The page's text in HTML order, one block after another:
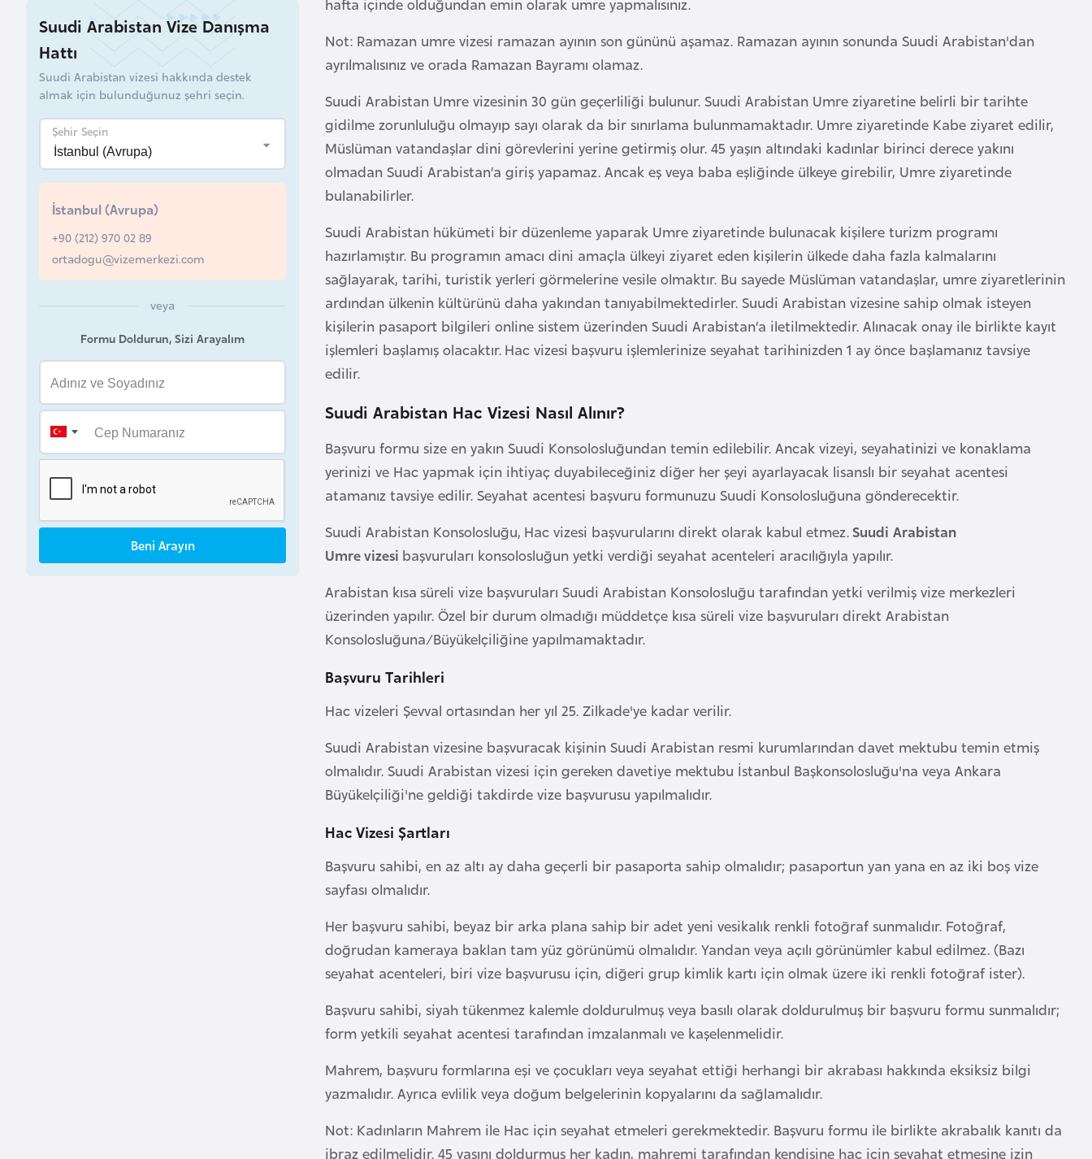
Not: Ramazan umre vizesi ramazan ayının son gününü aşamaz. Ramazan ayının sonunda Suudi Arabistan'dan
ayrılmalısınız ve orada Ramazan Bayramı olamaz.
Suudi Arabistan Umre vizesinin 30 gün geçerliliği bulunur. Suudi Arabistan Umre ziyaretine belirli bir tarihte
gidilme zorunluluğu olmayıp sayı olarak da bir sınırlama bulunmamaktadır. Umre ziyaretinde Kabe ziyaret edilir,
Müslüman vatandaşlar dini görevlerini yerine getirmiş olur. 45 yaşın altındaki kadınlar birinci derece yakını
olmadan Suudi Arabistan’a giriş yapamaz. Ancak eş veya baba eşliğinde ülkeye girebilir, Umre ziyaretinde
bulanabilirler.
Suudi Arabistan hükümeti bir düzenleme yaparak Umre ziyaretinde bulunacak kişilere turizm programı
hazırlamıştır. Bu programın amacı dini amaçla ülkeyi ziyaret eden kişilerin ülkede daha fazla kalmalarını
sağlayarak, tarihi, turistik yerleri görmelerine vesile olmaktır. Bu sayede Müslüman vatandaşlar, umre ziyaretlerinin
ardından ülkenin kültürünü daha yakından tanıyabilmektedirler. Suudi Arabistan vizesine sahip olmak isteyen
kişilerin pasaport bilgileri online sistem üzerinden Suudi Arabistan’a iletilmektedir. Alınacak onay ile birlikte kayıt
işlemleri başlamış olacaktır. Hac vizesi başvuru işlemlerinize seyahat tarihinizden 1 ay önce başlamanız tavsiye
edilir.
Suudi Arabistan Hac Vizesi Nasıl Alınır?
Başvuru formu size en yakın Suudi Konsolosluğundan temin edilebilir. Ancak vizeyi, seyahatinizi ve konaklama
yerinizi ve Hac yapmak için ihtiyaç duyabileceğiniz diğer her şeyi ayarlayacak lisanslı bir seyahat acentesi
atamanız tavsiye edilir. Seyahat acentesi başvuru formunuzu Suudi Konsolosluğuna gönderecektir.
Suudi Arabistan Konsolosluğu, Hac vizesi başvurularını direkt olarak kabul etmez.Suudi Arabistan
Umre vizesi başvuruları konsolosluğun yetki verdiği seyahat acenteleri aracılığıyla yapılır.
Arabistan kısa süreli vize başvuruları Suudi Arabistan Konsolosluğu tarafından yetki verilmiş vize merkezleri
üzerinden yapılır. Özel bir durum olmadığı müddetçe kısa süreli vize başvuruları direkt Arabistan
Konsolosluğuna/Büyükelçiliğine yapılmamaktadır.
Başvuru Tarihleri
Hac vizeleri Şevval ortasından her yıl 25. Zilkade'ye kadar verilir.
Suudi Arabistan vizesine başvuracak kişinin Suudi Arabistan resmi kurumlarından davet mektubu temin etmiş
olmalıdır. Suudi Arabistan vizesi için gereken davetiye mektubu İstanbul Başkonsolosluğu'na veya Ankara
Büyükelçiliği'ne geldiği takdirde vize başvurusu yapılmalıdır.
Hac Vizesi Şartları
Başvuru sahibi, en az altı ay daha geçerli bir pasaporta sahip olmalıdır; pasaportun yan yana en az iki boş vize
sayfası olmalıdır.
Her başvuru sahibi, beyaz bir arka plana sahip bir adet yeni vesikalık renkli fotoğraf sunmalıdır. Fotoğraf,
doğrudan kameraya baklan tam yüz görünümü olmalıdır. Yandan veya açılı görünümler kabul edilmez. (Bazı
seyahat acenteleri, biri vize başvurusu için, diğeri grup kimlik kartı için olmak üzere iki renkli fotoğraf ister).
Başvuru sahibi, siyah tükenmez kalemle doldurulmuş veya basılı olarak doldurulmuş bir başvuru formu sunmalıdır;
form yetkili seyahat acentesi tarafından imzalanmalı ve kaşelenmelidir.
Mahrem, başvuru formlarına eşi ve çocukları veya seyahat ettiği herhangi bir akrabası hakkında eksiksiz bilgi
yazmalıdır. Ayrıca evlilik veya doğum belgelerinin kopyalarını da sağlamalıdır.
Not: Kadınların Mahrem ile Hac için seyahat etmeleri gerekmektedir. Başvuru formu ile birlikte akrabalık kanıtı da
ibraz edilmelidir. 45 yaşını doldurmuş her kadın, mahremi tarafından kendisine hac için seyahat etmesine izin
Suudi Arabistan Vize Danışma
Hattı
Suudi Arabistan vizesi hakkında destek
almak için bulunduğunuz şehri seçin.
Şehir Seçin
İstanbul (Avrupa)
+90 (212) 970 02 89
ortadogu@vizemerkezi.com
veya
Formu Doldurun, Sizi Arayalım
Beni Arayın
e
B
e
l
a
r
s
B
l
ç
e
n
n